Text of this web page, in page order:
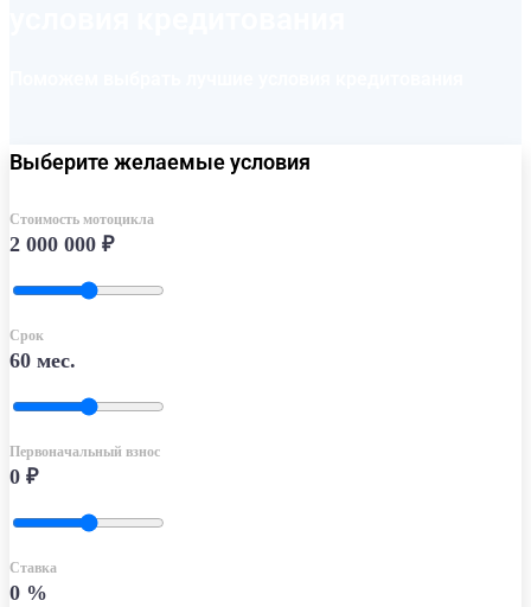
Выберите желаемые условия
Стоимость мотоцикла
2 000 000 ₽
Срок
60 мес.
Первоначальный взнос
0 ₽
Cтавка
0 %